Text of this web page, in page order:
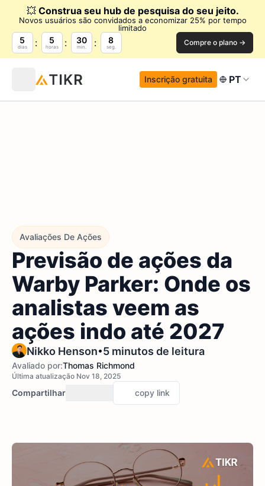
💥 Construa seu hub de pesquisa do seu jeito.
Novos usuários são convidados a economizar 25% por tempo
limitado
5
dias
5
horas
30
min.
7
seg. Compre o plano →
Inscrição gratuita PT
Avaliações De Ações
Previsão de ações da
Warby Parker: Onde os
analistas veem as
ações indo até 2027
Nikko Henson•5 minutos de leitura
Avaliado por:Thomas Richmond
Última atualização Nov 18, 2025
Compartilhar copy link